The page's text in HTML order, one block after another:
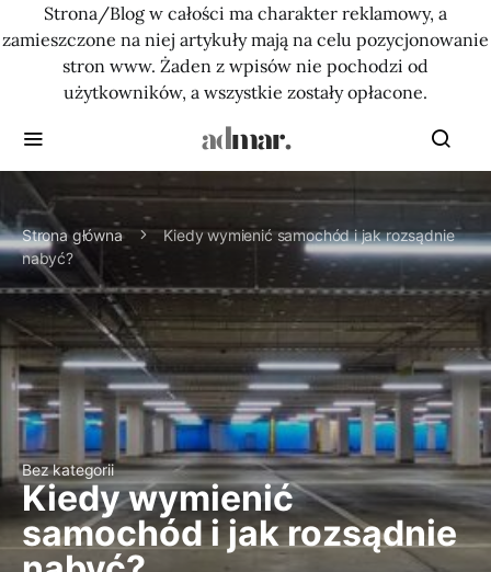
Strona/Blog w całości ma charakter reklamowy, a
zamieszczone na niej artykuły mają na celu pozycjonowanie
stron www. Żaden z wpisów nie pochodzi od
użytkowników, a wszystkie zostały opłacone.
Strona główna
Kiedy wymienić samochód i jak rozsądnie
nabyć?
Bez kategorii
Kiedy wymienić
samochód i jak rozsądnie